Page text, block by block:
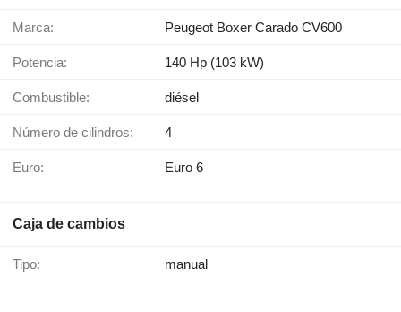
Marca: Peugeot Boxer Carado CV600
Potencia: 140 Hp (103 kW)
Combustible: diésel
Número de cilindros: 4
Euro: Euro 6
Caja de cambios
Tipo: manual